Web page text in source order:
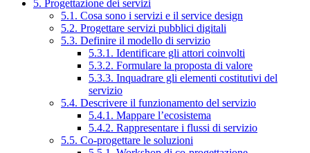
5. Progettazione dei servizi
5.1. Cosa sono i servizi e il service design
5.2. Progettare servizi pubblici digitali
5.3. Definire il modello di servizio
5.3.1. Identificare gli attori coinvolti
5.3.2. Formulare la proposta di valore
5.3.3. Inquadrare gli elementi costitutivi del
servizio
5.4. Descrivere il funzionamento del servizio
5.4.1. Mappare l’ecosistema
5.4.2. Rappresentare i flussi di servizio
5.5. Co-progettare le soluzioni